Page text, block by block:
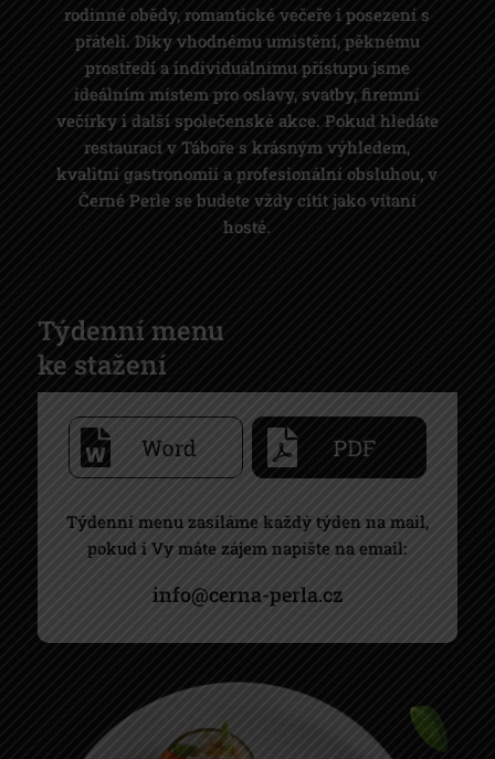
rodinné obědy, romantické večeře i posezení s
přáteli. Díky vhodnému umístění, pěknému
prostředí a individuálnímu přístupu jsme
ideálním místem pro oslavy, svatby, firemní
večírky i další společenské akce. Pokud hledáte
restauraci v Táboře s krásným výhledem,
kvalitní gastronomií a profesionální obsluhou, v
Černé Perle se budete vždy cítit jako vítaní
hosté.
Týdenní menu
ke stažení
Týdenní menu zasíláme každý týden na mail,
pokud i Vy máte zájem napište na email:
info@cerna-perla.cz